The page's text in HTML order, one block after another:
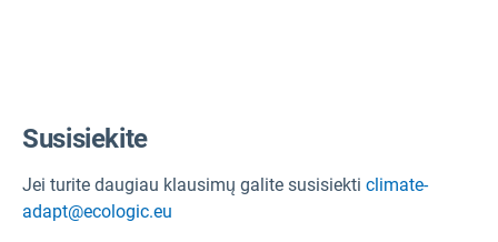
Susisiekite
Jei turite daugiau klausimų galite susisiekti climate-
adapt@ecologic.eu